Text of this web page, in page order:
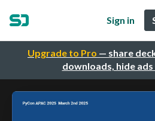
Upgrade to Pro — share
downloads, hide
Sign in